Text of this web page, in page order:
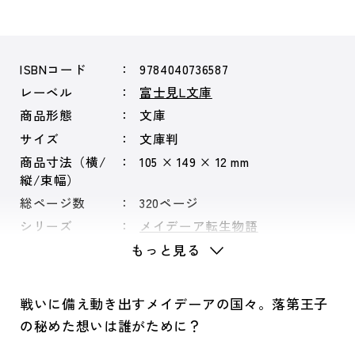
ISBNコード
9784040736587
レーベル
富士見L文庫
商品形態
文庫
サイズ
文庫判
商品寸法（横/
縦/束幅）
105 × 149 × 12 mm
総ページ数
320ページ
シリーズ
メイデーア転生物語
もっと見る
戦いに備え動き出すメイデーアの国々。落第王子
の秘めた想いは誰がために？